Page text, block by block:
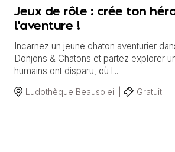
Jeux de rôle : crée ton
l'aventure !
Incarnez un jeune chaton aventurier
Donjons & Chatons et partez explorer
humains ont disparu, où l...
Ludothèque Beausoleil | Gratuit